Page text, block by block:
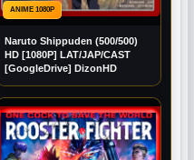
ANIME 1080P
Naruto Shippuden (500/500)
HD [1080P] LAT/JAP/CAST
[GoogleDrive] DizonHD